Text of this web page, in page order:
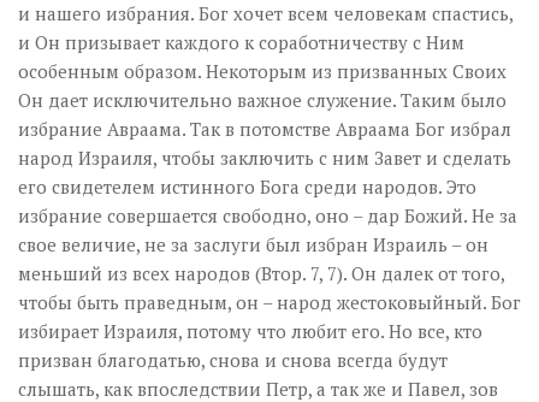
и нашего избрания. Бог хочет всем человекам спастись,
и Он призывает каждого к соработничеству с Ним
особенным образом. Некоторым из призванных Своих
Он дает исключительно важное служение. Таким было
избрание Авраама. Так в потомстве Авраама Бог избрал
народ Израиля, чтобы заключить с ним Завет и сделать
его свидетелем истинного Бога среди народов. Это
избрание совершается свободно, оно – дар Божий. Не за
свое величие, не за заслуги был избран Израиль – он
меньший из всех народов (Втор. 7, 7). Он далек от того,
чтобы быть праведным, он – народ жестоковыйный. Бог
избирает Израиля, потому что любит его. Но все, кто
призван благодатью, снова и снова всегда будут
слышать, как впоследствии Петр, а так же и Павел, зов